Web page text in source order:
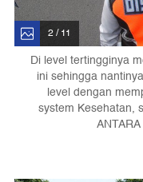
2 / 11
Di level tertingginya
ini sehingga
level dengan
system Kesehatan,